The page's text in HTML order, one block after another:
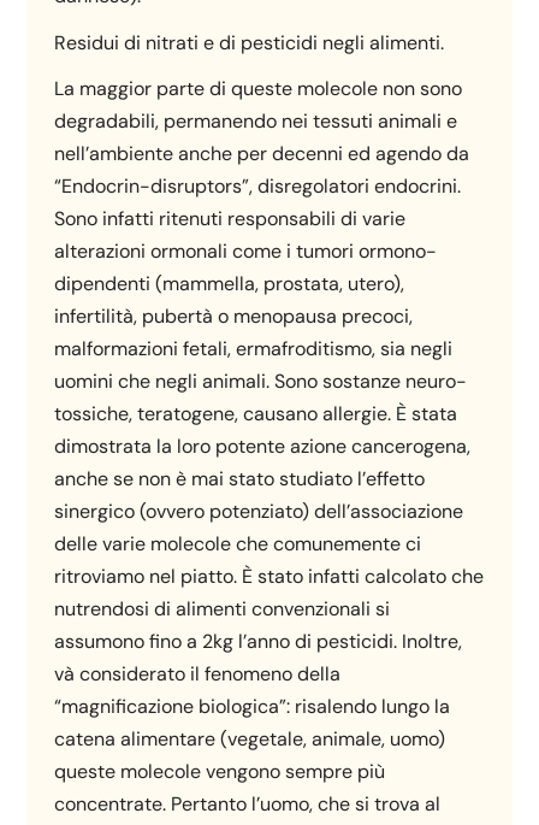
Residui di nitrati e di pesticidi negli alimenti.
La maggior parte di queste molecole non sono
degradabili, permanendo nei tessuti animali e
nell’ambiente anche per decenni ed agendo da
“Endocrin-disruptors”, disregolatori endocrini.
Sono infatti ritenuti responsabili di varie
alterazioni ormonali come i tumori ormono-
dipendenti (mammella, prostata, utero),
infertilità, pubertà o menopausa precoci,
malformazioni fetali, ermafroditismo, sia negli
uomini che negli animali. Sono sostanze neuro-
tossiche, teratogene, causano allergie. È stata
dimostrata la loro potente azione cancerogena,
anche se non è mai stato studiato l’effetto
sinergico (ovvero potenziato) dell’associazione
delle varie molecole che comunemente ci
ritroviamo nel piatto. È stato infatti calcolato che
nutrendosi di alimenti convenzionali si
assumono fino a 2kg l’anno di pesticidi. Inoltre,
và considerato il fenomeno della
“magnificazione biologica”: risalendo lungo la
catena alimentare (vegetale, animale, uomo)
queste molecole vengono sempre più
concentrate. Pertanto l’uomo, che si trova al